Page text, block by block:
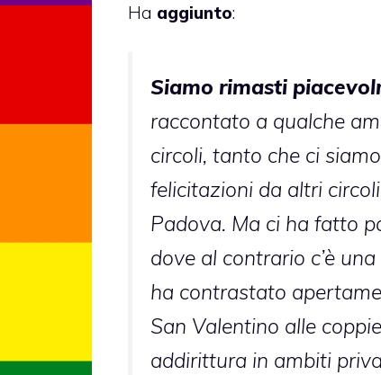
Ha aggiunto:
Siamo rimasti
raccontato a qualche
circoli, tanto che ci
felicitazioni da altri
Padova. Ma ci ha fatto
dove al contrario c’è
ha contrastato
San Valentino alle
addirittura in ambiti